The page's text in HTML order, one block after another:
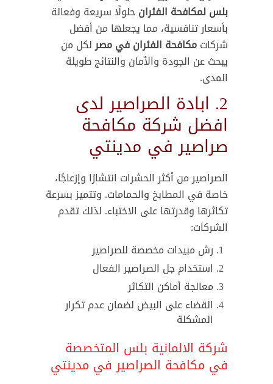
بلس لمكافحة الفئرانحلولًا سريعة وفعالة
بأسعار تنافسية، مما يجعلها من أفضل
شركاتمكافحة الفئران في مصرلكل من
يبحث عن الجودة والأمان والنتائج طويلة
المدى.
2. ابادة الصراصير لدى
افضل شركة مكافحة
صراصير في مدينتي
الصراصير من أكثر الحشرات انتشارًا وإزعاجًا،
خاصة في المطابخ والحمامات. وتتميز بسرعة
تكاثرها وقدرتها على الاختباء. لذلك تقدم
الشركات:
رش مبيدات مخصصة للصراصير
استخدام جل الصراصير الفعال
معالجة أماكن التكاثر
القضاء على البيض لضمان عدم تكرار
المشكلة
شركة الالمانية بلس المتخصصة
في مكافحة الصراصير في مدينتي